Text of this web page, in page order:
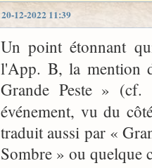
20-12-2022 11:39
Un point étonnant
l'App. B, la mention
Grande Peste »
événement, vu du
traduit aussi par «
Sombre » ou quelque